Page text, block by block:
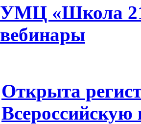
УМЦ «Школа
вебинары
Открыта